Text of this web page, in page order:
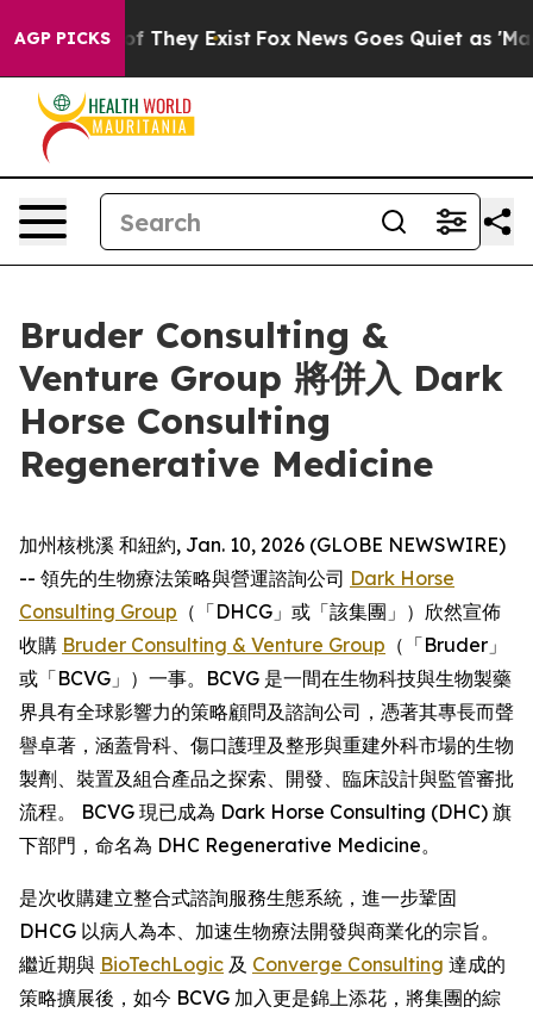
AGP PICKS
no Proof They Exist Fox News Goes Quiet as 'Maga
Bruder Consulting &
Venture Group 將併入 Dark
Horse Consulting
Regenerative Medicine
加州核桃溪 和紐約, Jan. 10, 2026 (GLOBE NEWSWIRE)
-- 領先的生物療法策略與營運諮詢公司 Dark Horse
Consulting Group （「DHCG」或「該集團」）欣然宣佈
收購 Bruder Consulting & Venture Group （「Bruder」
或「BCVG」）一事。BCVG 是一間在生物科技與生物製藥
界具有全球影響力的策略顧問及諮詢公司，憑著其專長而聲
譽卓著，涵蓋骨科、傷口護理及整形與重建外科市場的生物
製劑、裝置及組合產品之探索、開發、臨床設計與監管審批
流程。 BCVG 現已成為 Dark Horse Consulting (DHC) 旗
下部門，命名為 DHC Regenerative Medicine。
是次收購建立整合式諮詢服務生態系統，進一步鞏固
DHCG 以病人為本、加速生物療法開發與商業化的宗旨。
繼近期與 BioTechLogic 及 Converge Consulting 達成的
策略擴展後，如今 BCVG 加入更是錦上添花，將集團的綜